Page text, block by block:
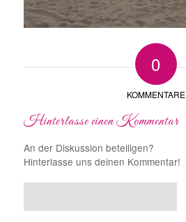
0
KOMMENTARE
Hinterlasse einen Kommentar
An der Diskussion beteiligen?
Hinterlasse uns deinen Kommentar!